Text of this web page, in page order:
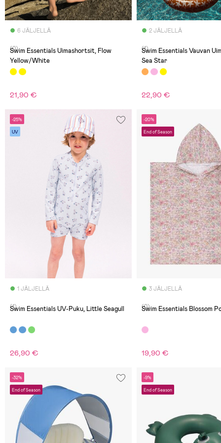
6 JÄLJELLÄ
(0)
Swim Essentials Uimashortsit, Flow
Yellow/White
21,90 €
2 JÄLJELLÄ
(1)
Swim Essentials Vauvan
Sea Star
22,90 €
-25%
UV
1 JÄLJELLÄ
(1)
Swim Essentials UV-Puku, Little Seagull
26,90 €
-20%
End of Season
3 JÄLJELLÄ
(0)
Swim Essentials Blossom
19,90 €
-32%
End of Season
-9%
End of Season